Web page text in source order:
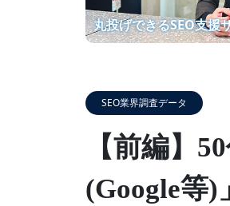
分析
化し
【自
O導
た効
丸投げできるSEO支援
SEO業界調査データ
【前編】
(Google等